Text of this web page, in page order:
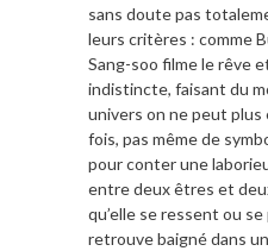
sans doute pas
leurs critères : comme
Sang-soo filme le rêve
indistincte, faisant du
univers on ne peut
fois, pas même de
pour conter une
entre deux êtres et
qu’elle se ressent ou
retrouve baigné dans